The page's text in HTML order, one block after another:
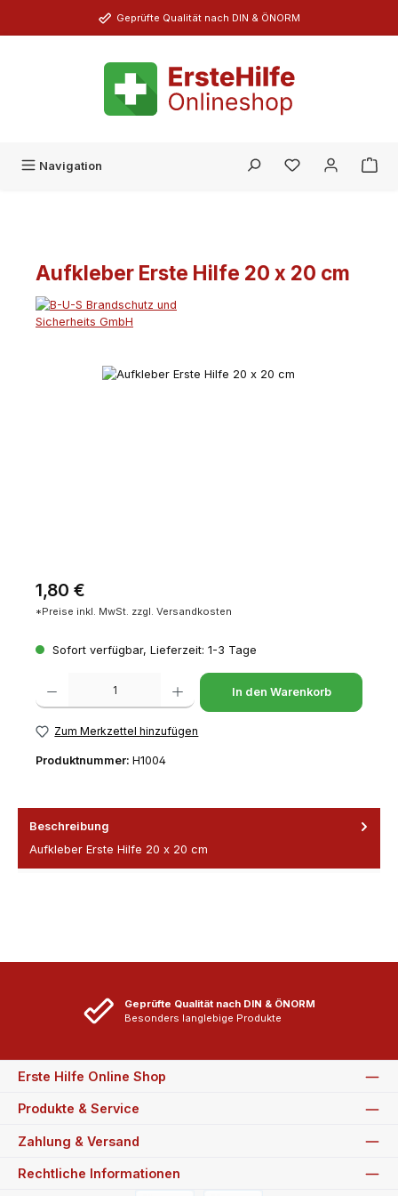
Zum Hauptinhalt springenGeprüfte Qualität nach DIN & ÖNORM
Navigation Du hast 0
Aufkleber Erste Hilfe 20 x 20 cm
Bildergalerie überspringen
Regulärer Preis:
1,80 €
*Preise inkl. MwSt. zzgl. Versandkosten
Sofort verfügbar, Lieferzeit: 1-3 Tage
Produkt Anzahl: Gib den gewünschten Wert ein oder benutze die
In den Warenkorb
Zum Merkzettel hinzufügen
Produktnummer: H1004
Beschreibung
Aufkleber Erste Hilfe 20 x 20 cm
Geprüfte Qualität nach DIN & ÖNORM
Besonders langlebige Produkte
Erste Hilfe Online Shop
Produkte & Service
Zahlung & Versand
Rechtliche Informationen